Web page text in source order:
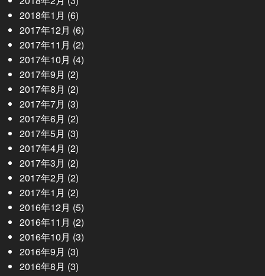
2018年1月 (6)
2017年12月 (6)
2017年11月 (2)
2017年10月 (4)
2017年9月 (2)
2017年8月 (2)
2017年7月 (3)
2017年6月 (2)
2017年5月 (3)
2017年4月 (2)
2017年3月 (2)
2017年2月 (2)
2017年1月 (2)
2016年12月 (5)
2016年11月 (2)
2016年10月 (3)
2016年9月 (3)
2016年8月 (3)